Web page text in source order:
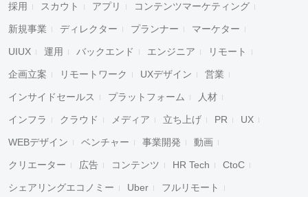
採用 スカウト アプリ コンテンツマーケティング
新規事業 ディレクター プランナー マーケター
UIUX 運用 バックエンド エンジニア リモート
企画立案 リモートワーク UXデザイン 営業
インサイドセールス プラットフォーム 人材
インフラ クラウド メディア 立ち上げ PR UX
WEBデザイン ベンチャー 事業開発 動画
クリエーター 広告 コンテンツ HR Tech CtoC
シェアリングエコノミー Uber フルリモート